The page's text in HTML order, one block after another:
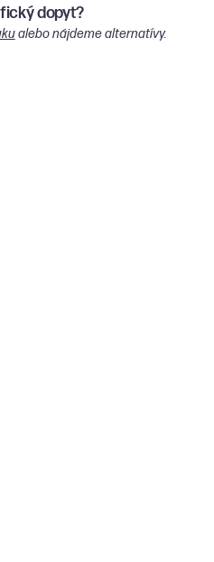
dopyt?
alebo nájdeme alternatívy.